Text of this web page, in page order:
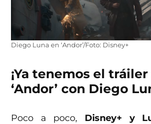
Diego Luna en ‘Andor’/Foto: Disney+
¡Ya tenemos el
‘Andor’ con Diego
Poco a poco, Disney+ y